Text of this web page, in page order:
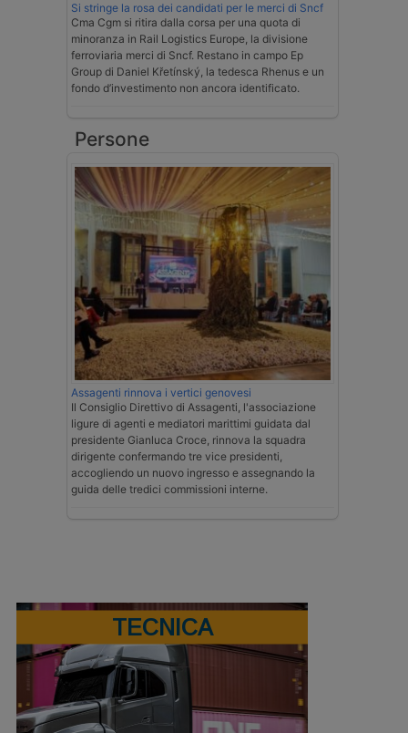
Si stringe la rosa dei candidati per le merci di Sncf
Cma Cgm si ritira dalla corsa per una quota di
minoranza in Rail Logistics Europe, la divisione
ferroviaria merci di Sncf. Restano in campo Ep
Group di Daniel Křetínský, la tedesca Rhenus e un
fondo d’investimento non ancora identificato.
Persone
Assagenti rinnova i vertici genovesi
Il Consiglio Direttivo di Assagenti, l'associazione
ligure di agenti e mediatori marittimi guidata dal
presidente Gianluca Croce, rinnova la squadra
dirigente confermando tre vice presidenti,
accogliendo un nuovo ingresso e assegnando la
guida delle tredici commissioni interne.
TECNICA